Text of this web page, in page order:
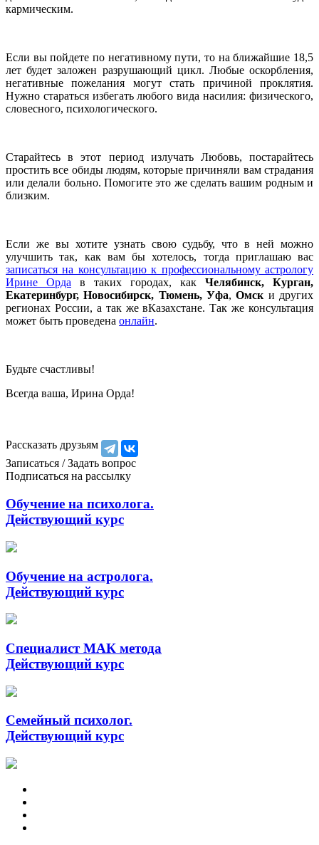
кармическим.
Если вы пойдете по негативному пути, то на ближайшие 18,5
лет будет заложен разрушающий цикл. Любые оскорбления,
негативные пожелания могут стать причиной проклятия.
Нужно стараться избегать любого вида насилия: физического,
словесного, психологического.
Старайтесь в этот период излучать Любовь, постарайтесь
простить все обиды людям, которые причиняли вам страдания
или делали больно. Помогите это же сделать вашим родным и
близким.
Если же вы хотите узнать свою судьбу, что в ней можно
улучшить так, как вам бы хотелось, тогда приглашаю вас
записаться на консультацию к профессиональному астрологу
Ирине Орда в таких городах, как Челябинск, Курган,
Екатеринбург, Новосибирск, Тюмень, Уфа,Омски других
регионах России, а так же вКазахстане. Так же консультация
может быть проведена онлайн.
Будьте счастливы!
Всегда ваша, Ирина Орда!
Рассказать друзьям
Записаться / Задать вопрос
Подписаться на рассылку
Обучение на психолога.
Действующий курс
Обучение на астролога.
Действующий курс
Специалист МАК метода
Действующий курс
Семейный психолог.
Действующий курс